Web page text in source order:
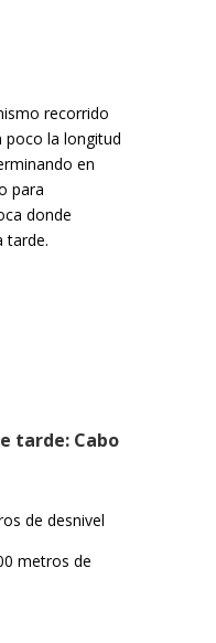
recorrido
poco la longitud
en
para
donde
tarde.
tarde: Cabo
de desnivel
metros de